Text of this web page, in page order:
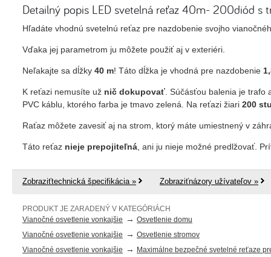
Detailný popis LED svetelná reťaz 40m- 200diód s
Hľadáte vhodnú svetelnú reťaz pre nazdobenie svojho
Vďaka jej parametrom ju môžete použiť aj v exteriéri.
Neľakajte sa dĺžky 40 m! Táto dĺžka je vhodná pre nazdobenie
K reťazi nemusíte už nič dokupovať . Súčásťou balenia je
PVC káblu, ktorého farba je tmavo zelená. Na reťazi žiari 200
Raťaz môžete zavesiť aj na strom, ktorý máte umiestnený v
Táto reťaz nieje prepojiteľná , ani ju nieje možné predlžovať.
Zobraziťtechnická špecifikácia » Zobraziťnázory užívateľov »
PRODUKT JE ZARADENÝ V KATEGÓRIÁCH
Vianočné osvetlenie vonkajšie → Osvetlenie domu
Vianočné osvetlenie vonkajšie → Osvetlenie stromov
Vianočné osvetlenie vonkajšie →
Maximálne bezpečné svetelné reťaze